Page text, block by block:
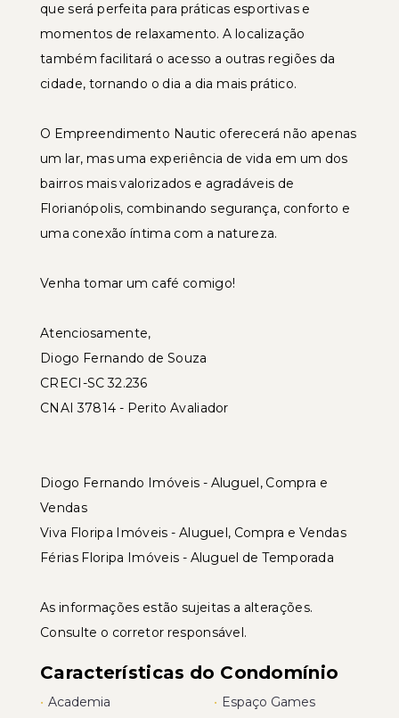
que será perfeita para práticas esportivas e
momentos de relaxamento. A localização
também facilitará o acesso a outras regiões da
cidade, tornando o dia a dia mais prático.
O Empreendimento Nautic oferecerá não apenas
um lar, mas uma experiência de vida em um dos
bairros mais valorizados e agradáveis de
Florianópolis, combinando segurança, conforto e
uma conexão íntima com a natureza.
Venha tomar um café comigo!
Atenciosamente,
Diogo Fernando de Souza
CRECI-SC 32.236
CNAI 37814 - Perito Avaliador
Diogo Fernando Imóveis - Aluguel, Compra e
Vendas
Viva Floripa Imóveis - Aluguel, Compra e Vendas
Férias Floripa Imóveis - Aluguel de Temporada
As informações estão sujeitas a alterações.
Consulte o corretor responsável.
Características do Condomínio
• Academia • Espaço Games